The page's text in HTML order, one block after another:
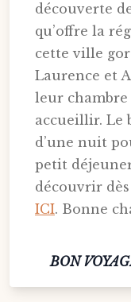
découverte
qu’offre la
cette ville
Laurence et
leur chambre
accueillir. Le
d’une nuit
petit
découvrir
ICI. Bonne
BON